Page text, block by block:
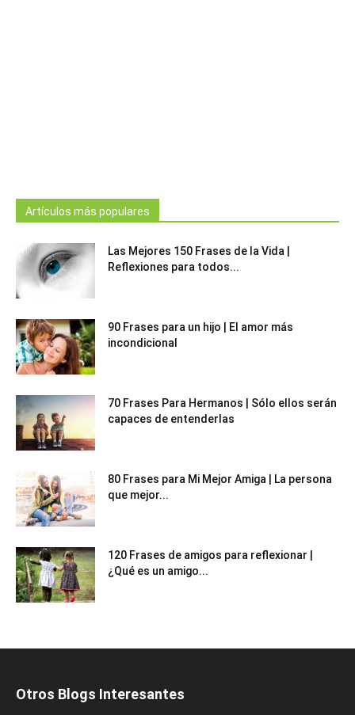
Artículos más populares
Las Mejores 150 Frases de la Vida |
Reflexiones para todos...
90 Frases para un hijo | El amor más
incondicional
70 Frases Para Hermanos | Sólo ellos serán
capaces de entenderlas
80 Frases para Mi Mejor Amiga | La persona
que mejor...
120 Frases de amigos para reflexionar |
¿Qué es un amigo...
Otros Blogs Interesantes